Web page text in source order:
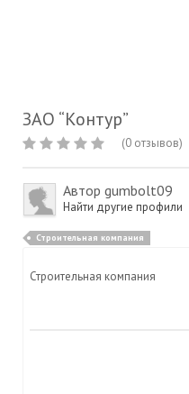
ЗАО “Контур”
(0 отзывов)
Автор gumbolt09
Найти другие профили
Строительная компания
Строительная компания